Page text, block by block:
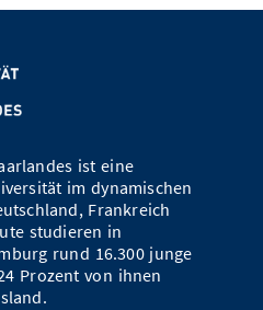
ist eine
im dynamischen
Frankreich
studieren in
rund 16.300 junge
Prozent von ihnen